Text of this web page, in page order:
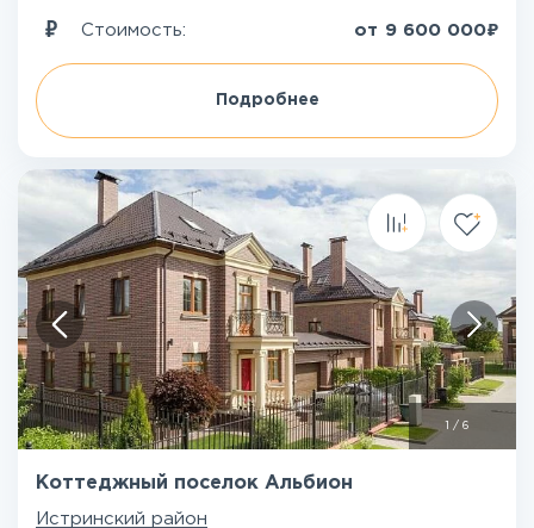
Стоимость: от 9 600 000₽
Подробнее
/ 6
Коттеджный поселок Альбион
Истринский район